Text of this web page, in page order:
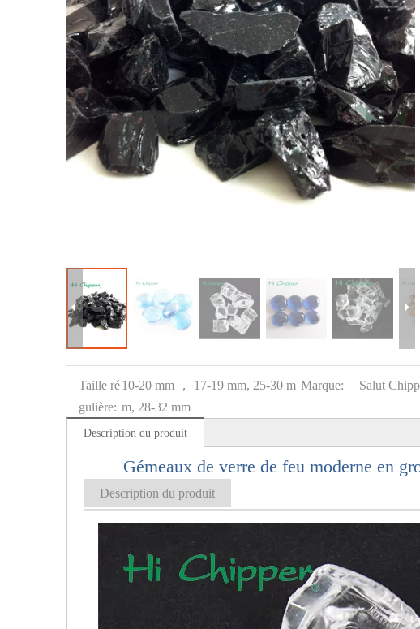
Taille ré
gulière:
10-20 mm ， 17-19 mm, 25-30 m
m, 28-32 mm
Marque: Salut
Description du produit
Gémeaux de verre de feu moderne en
Description du produit